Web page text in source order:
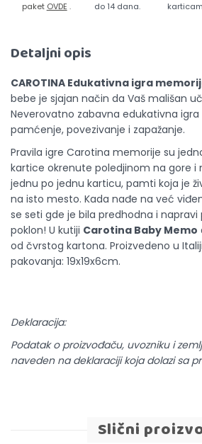
paket OVDE .
do 14 dana.
Detaljni opis
CAROTINA Edukativna igra
bebe je sjajan način da Vaš mališan
Neverovatno zabavna edukativna igra
pamćenje, povezivanje i zapažanje.
Pravila igre Carotina memorije su
kartice okrenute poledjinom na gore i
jednu po jednu karticu, pamti koja je
na isto mesto. Kada nađe na već
se seti gde je bila predhodna i napravi
poklon! U kutiji Carotina Baby Memo
od čvrstog kartona. Proizvedeno u
pakovanja: 19x19x6cm.
Deklaracija:
Podatak o proizvođaču, uvozniku i
naveden na deklaraciji koja dolazi sa
Slični